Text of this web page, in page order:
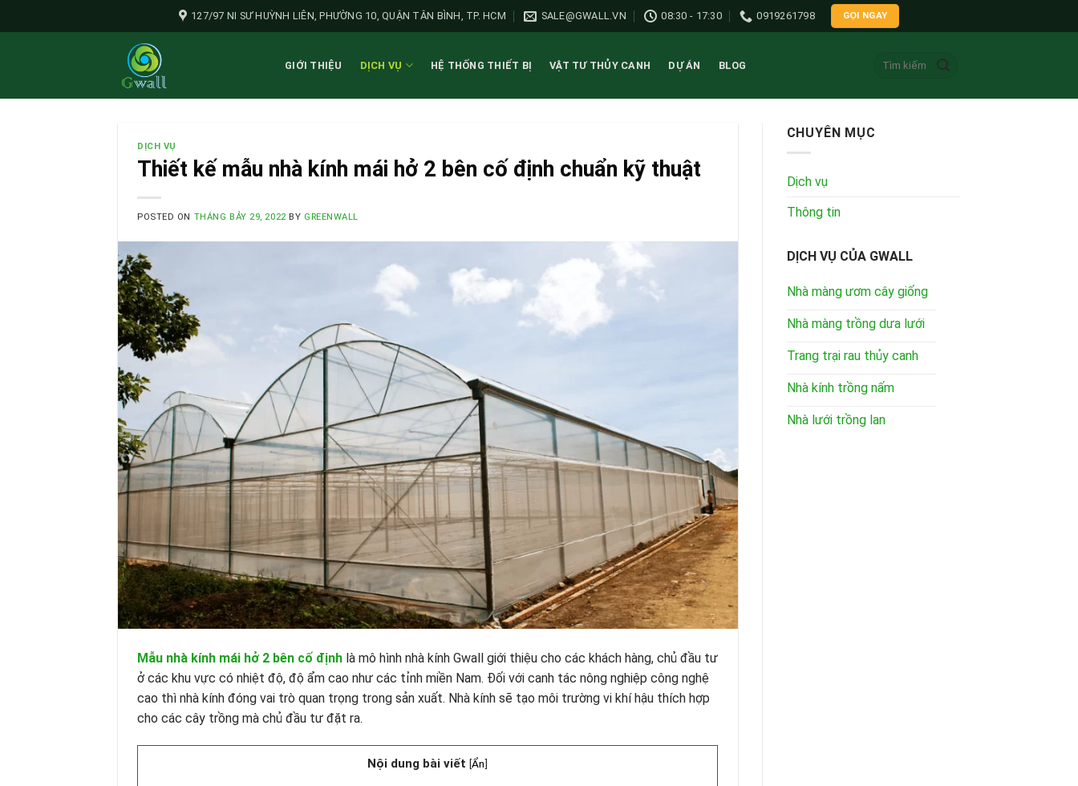
to
127/97 NI SƯ HUỲNH LIÊN, PHƯỜNG 10, QUẬN TÂN BÌNH, TP. HCM SALE@GWALL.VN 08:30 - 17:30 0919261798 GỌI NGAY
GIỚI THIỆU DỊCH VỤ HỆ THỐNG THIẾT BỊ VẬT TƯ THỦY CANH DỰ ÁN BLOG
Tìm
DỊCH VỤ
Thiết kế mẫu nhà kính mái hở 2 bên cố định chuẩn kỹ thuật
POSTED ON THÁNG BẢY 29, 2022 BY GREENWALL
Mẫu nhà kính mái hở 2 bên cố định là mô hình nhà kính Gwall giới thiệu cho các khách hàng, chủ đầu tư
ở các khu vực có nhiệt độ, độ ẩm cao như các tỉnh miền Nam. Đối với canh tác nông nghiệp công nghệ
cao thì nhà kính đóng vai trò quan trọng trong sản xuất. Nhà kính sẽ tạo môi trường vi khí hậu thích hợp
cho các cây trồng mà chủ đầu tư đặt ra.
Nội dung bài viết [Ẩn]
CHUYÊN MỤC
Dịch vụ
Thông tin
DỊCH VỤ CỦA GWALL
Nhà màng ươm cây giống
Nhà màng trồng dưa lưới
Trang trại rau thủy canh
Nhà kính trồng nấm
Nhà lưới trồng lan